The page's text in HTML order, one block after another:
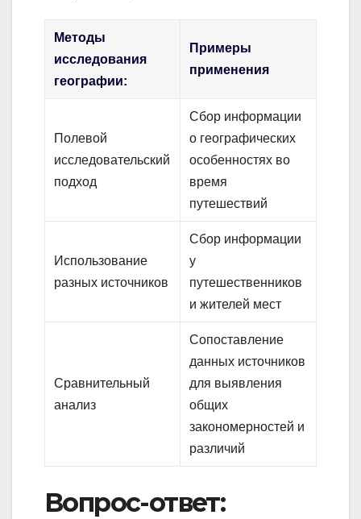
Методы
исследования
географии:
Примеры
применения
Полевой
исследовательский
подход
Сбор информации
о географических
особенностях во
время
путешествий
Использование
разных источников
Сбор информации
у
путешественников
и жителей мест
Сравнительный
анализ
Сопоставление
данных источников
для выявления
общих
закономерностей и
различий
Вопрос-ответ: